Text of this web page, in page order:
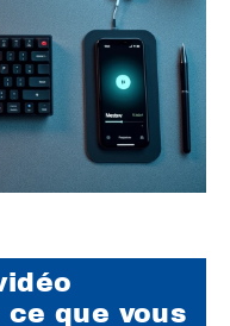
ce que vous